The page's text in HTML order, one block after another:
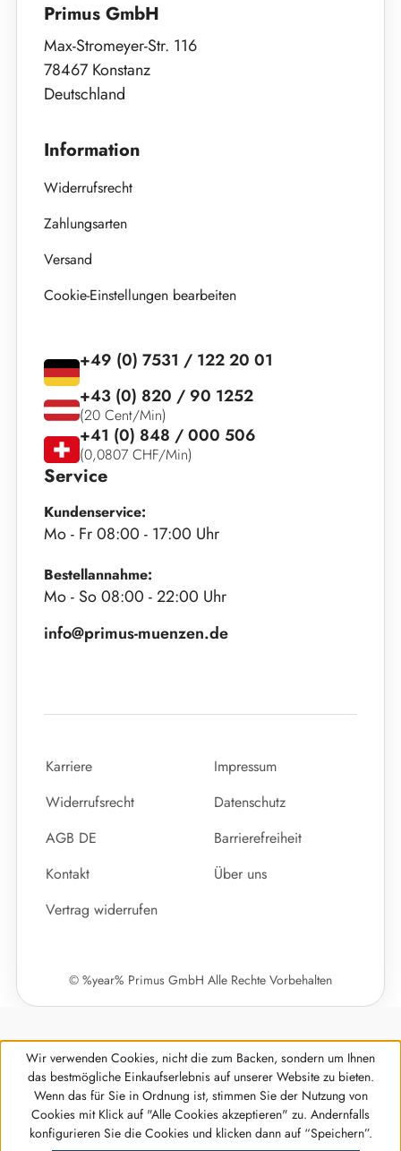
Primus GmbH
Max-Stromeyer-Str. 116
78467 Konstanz
Deutschland
Information
Widerrufsrecht
Zahlungsarten
Versand
Cookie-Einstellungen bearbeiten
Service
Kundenservice:
Mo - Fr 08:00 - 17:00 Uhr
Bestellannahme:
Mo - So 08:00 - 22:00 Uhr
info@primus-muenzen.de
+49 (0) 7531 / 122 20 01
+43 (0) 820 / 90 1252
(20 Cent/Min)
+41 (0) 848 / 000 506
(0,0807 CHF/Min)
Karriere
Impressum
Widerrufsrecht
Datenschutz
AGB DE
Barrierefreiheit
Kontakt
Über uns
Vertrag widerrufen
© %year% Primus GmbH Alle Rechte Vorbehalten
Werkzeugleiste anzeigen
Wir verwenden Cookies, nicht die zum Backen, sondern um Ihnen
das bestmögliche Einkaufserlebnis auf unserer Website zu bieten.
Wenn das für Sie in Ordnung ist, stimmen Sie der Nutzung von
Cookies mit Klick auf "Alle Cookies akzeptieren" zu. Andernfalls
konfigurieren Sie die Cookies und klicken dann auf “Speichern”.